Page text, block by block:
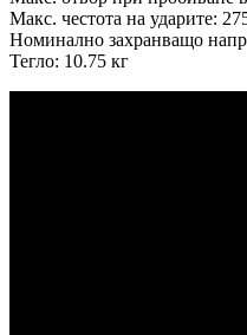
Макс. честота на ударите:
Номинално захранващо
Тегло: 10.75 кг